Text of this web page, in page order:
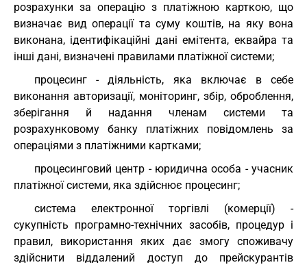
розрахунки за операцію з платіжною карткою, що
визначає вид операції та суму коштів, на яку вона
виконана, ідентифікаційні дані емітента, еквайра та
інші дані, визначені правилами платіжної системи;
процесинг - діяльність, яка включає в себе
виконання авторизації, моніторинг, збір, оброблення,
зберігання й надання членам системи та
розрахунковому банку платіжних повідомлень за
операціями з платіжними картками;
процесинговий центр - юридична особа - учасник
платіжної системи, яка здійснює процесинг;
система електронної торгівлі (комерції) -
сукупність програмно-технічних засобів, процедур і
правил, використання яких дає змогу споживачу
здійснити віддалений доступ до прейскурантів